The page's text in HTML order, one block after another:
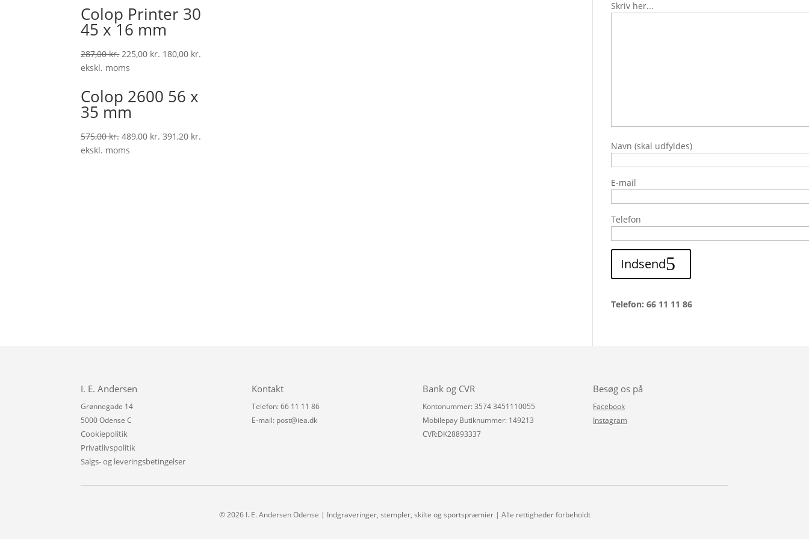
Colop Printer 30
45 x 16 mm
287,00kr. 225,00 kr. 180,00 kr.
ekskl. moms
Colop 2600 56 x
35 mm
575,00kr. 489,00 kr. 391,20 kr.
ekskl. moms
Skriv her...
Navn (skal udfyldes)
E-mail
Telefon
Indsend
Telefon: 66 11 11 86
I. E. Andersen
Grønnegade 14
5000 Odense C
Cookiepolitik
Privatlivspolitik
Salgs- og leveringsbetingelser
Kontakt
Telefon: 66 11 11 86
E-mail: post@iea.dk
Bank og CVR
Kontonummer: 3574 3451110055
Mobilepay Butiknummer: 149213
CVR:DK28893337
Besøg os på
Facebook
Instagram
© 2026 I. E. Andersen Odense | Indgraveringer, stempler, skilte og sportspræmier | Alle rettigheder forbeholdt